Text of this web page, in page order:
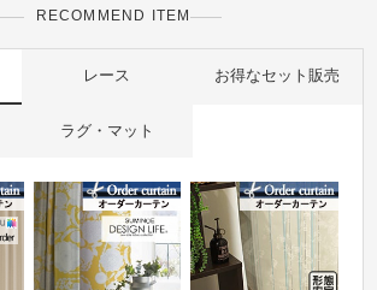
RECOMMEND ITEM
レース お得なセット販売
ラグ・マット